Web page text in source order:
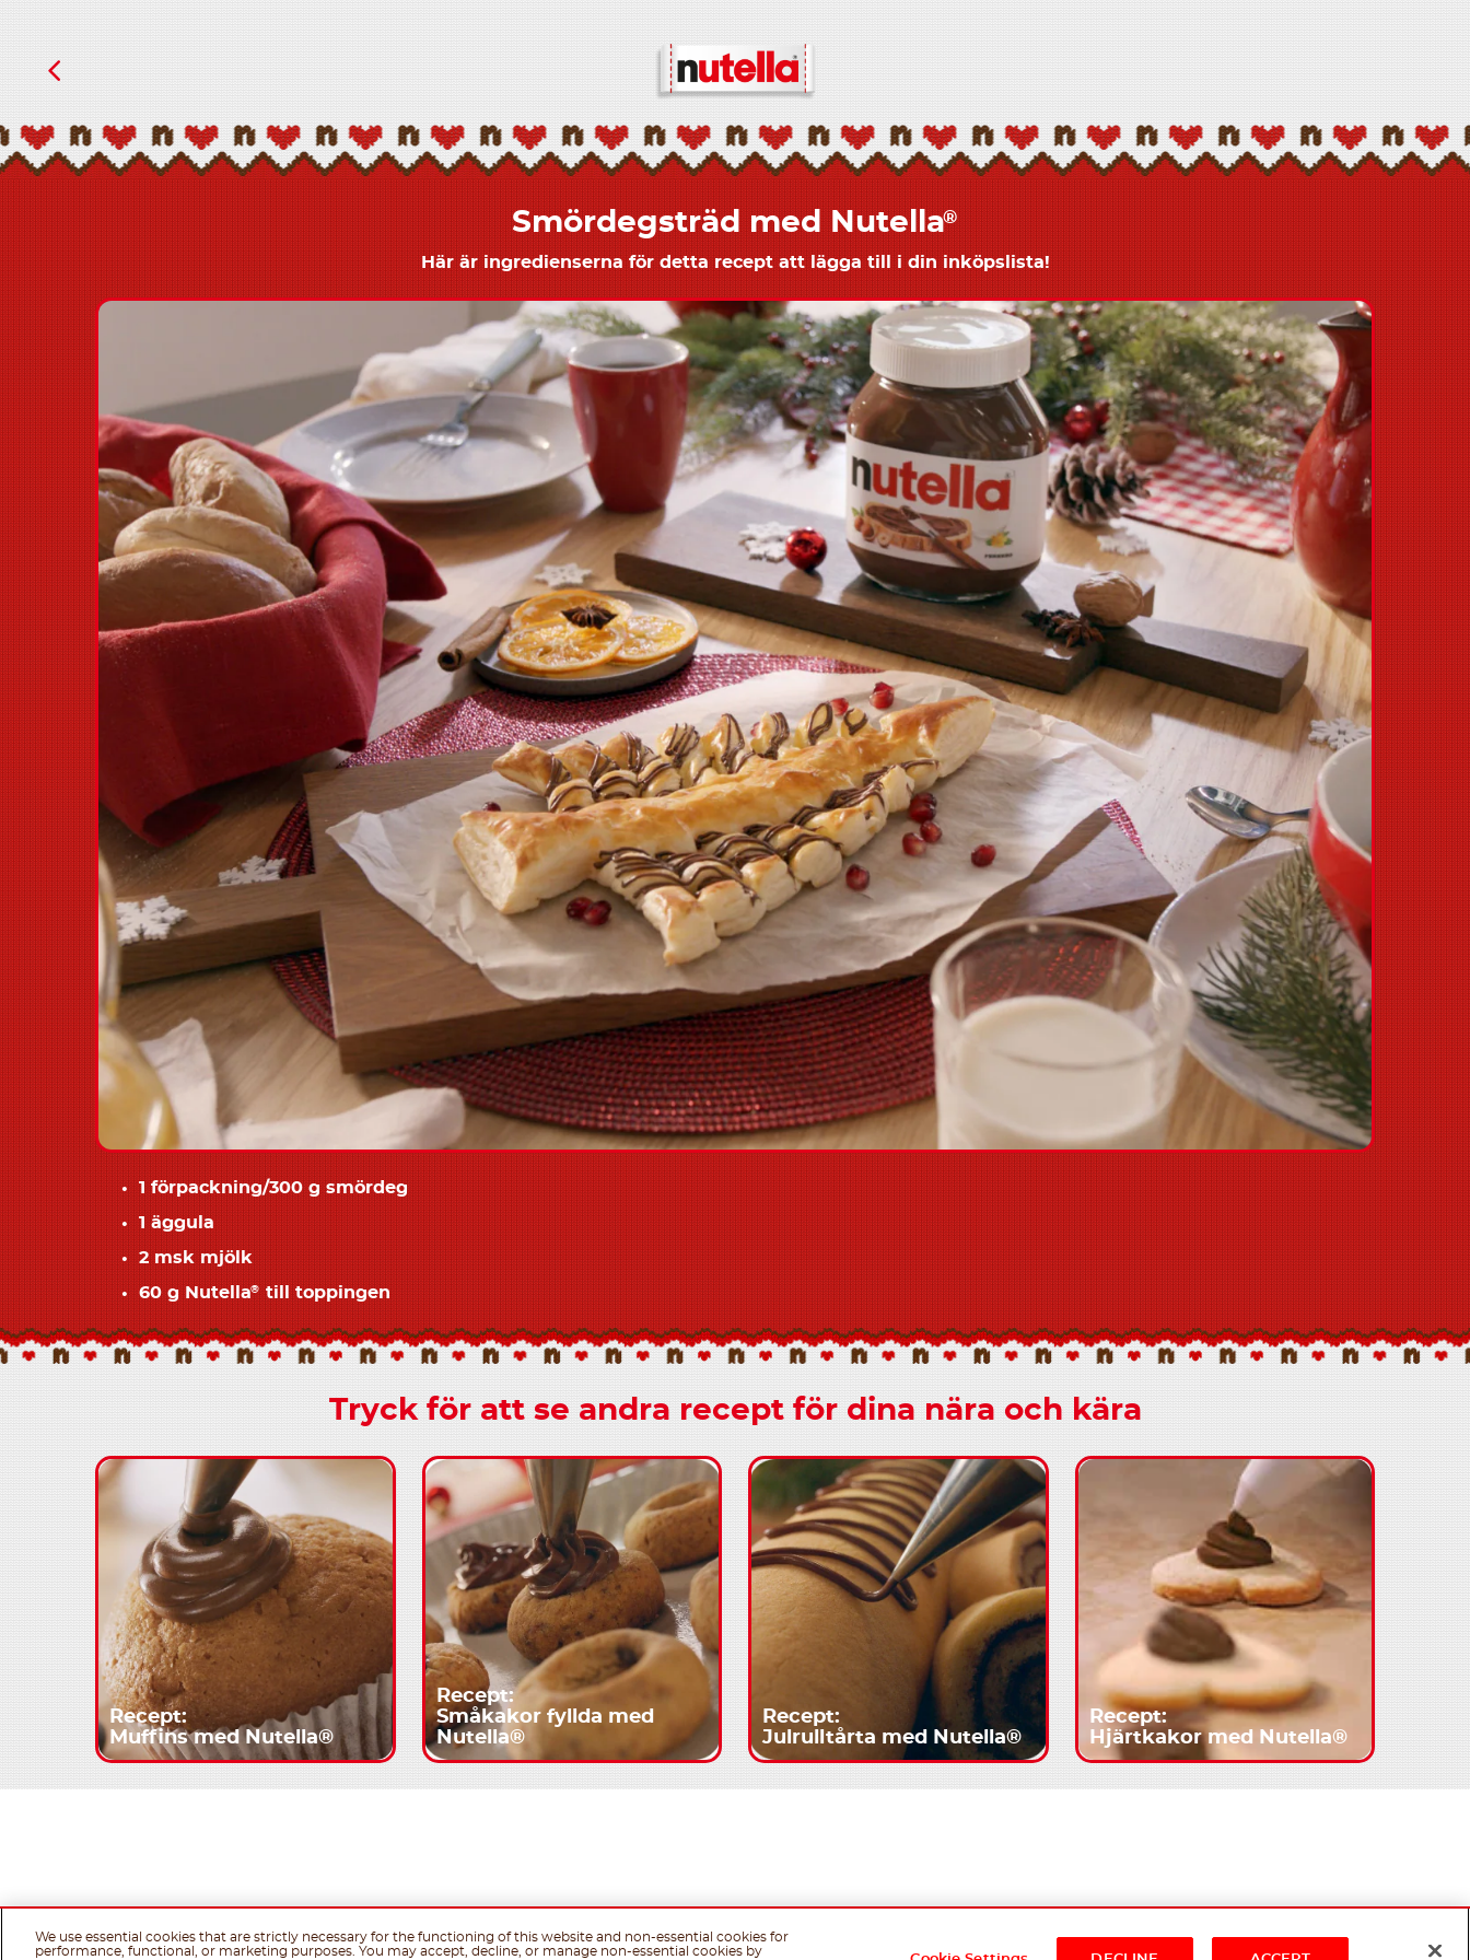
Smördegsträd med Nutella®
Här är ingredienserna för detta recept att lägga till i din inköpslista!
1 förpackning/300 g smördeg
1 äggula
2 msk mjölk
60 g Nutella®till toppingen
Tryck för att se andra recept för dina nära och kära
Recept:
Muffins med Nutella®
Recept:
Småkakor fyllda med
Nutella®
Recept:
Julrulltårta med Nutella®
Recept:
Hjärtkakor med Nutella®
We use essential cookies that are strictly necessary for the functioning of this website and non-essential cookies for
performance, functional, or marketing purposes. You may accept, decline, or manage non-essential cookies by